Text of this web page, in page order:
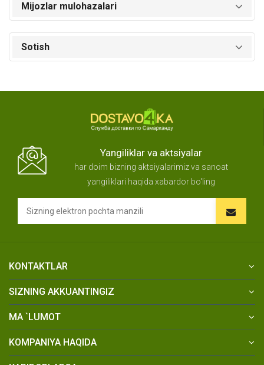
Mijozlar mulohazalari
Sotish
Yangiliklar va aktsiyalar
har doim bizning aktsiyalarimiz va sanoat
yangiliklari haqida xabardor bo'ling
KONTAKTLAR
SIZNING AKKUANTINGIZ
MA `LUMOT
KOMPANIYA HAQIDA